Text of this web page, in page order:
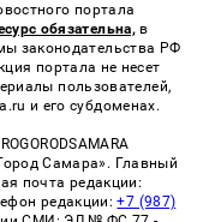
портала
обязательна, в
законодательства РФ
портала не несет
пользователей,
и его субдоменах.
Самара». Главный
почта редакции:
редакции:+7 (987)